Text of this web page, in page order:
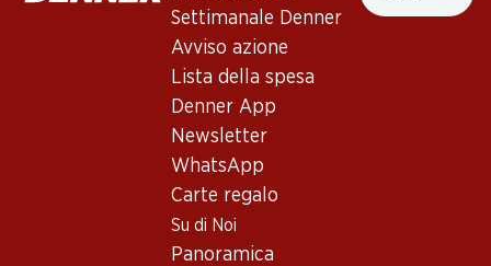
Settimanale Denner
Avviso azione
Lista della spesa
Denner App
Newsletter
WhatsApp
Carte regalo
Su di Noi
Panoramica
Rosso granata brillante. Profumo di ciliegie nere ed erbette.
Attacco pieno, ben strutturato con retrogusto persistente.
invece di 39.–
Prezzo unità: 4.45 invece di 6.50